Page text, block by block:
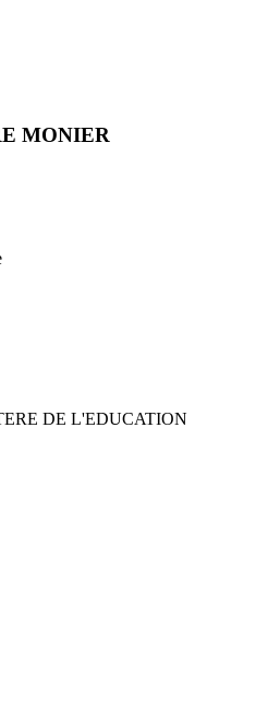
MONIER
DE L'EDUCATION